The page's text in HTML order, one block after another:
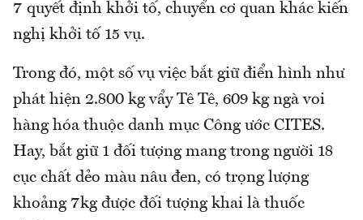
7 quyết định khởi tố, chuyển cơ quan khác kiến
nghị khởi tố 15 vụ.
Trong đó, một số vụ việc bắt giữ điển hình như
phát hiện 2.800 kg vẩy Tê Tê, 609 kg ngà voi
hàng hóa thuộc danh mục Công ước CITES.
Hay, bắt giữ 1 đối tượng mang trong người 18
cục chất dẻo màu nâu đen, có trọng lượng
khoảng 7kg được đối tượng khai là thuốc